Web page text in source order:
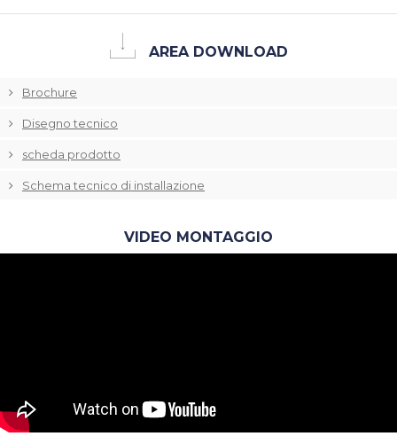
AREA DOWNLOAD
Brochure
Disegno tecnico
scheda prodotto
Schema tecnico di installazione
VIDEO MONTAGGIO